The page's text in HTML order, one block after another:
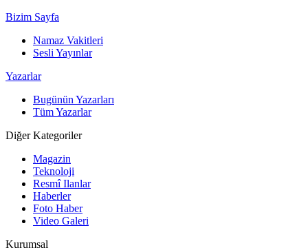
Bizim Sayfa
Namaz Vakitleri
Sesli Yayınlar
Yazarlar
Bugünün Yazarları
Tüm Yazarlar
Diğer Kategoriler
Magazin
Teknoloji
Resmî Ilanlar
Haberler
Foto Haber
Video Galeri
Kurumsal